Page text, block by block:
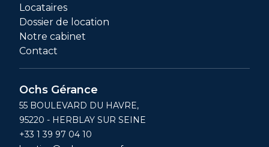
Locataires
Dossier de location
Notre cabinet
Contact
Ochs Gérance
55 BOULEVARD DU HAVRE,
95220 - HERBLAY SUR SEINE
+33 1 39 97 04 10